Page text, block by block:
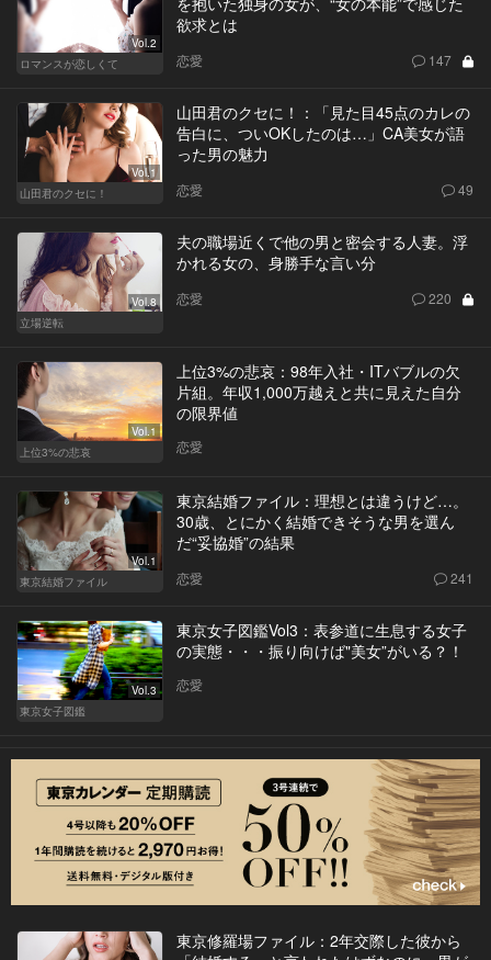
Vol.2
ロマンスが恋しくて
欲求とは
恋愛 147
Vol.1
山田君のクセに！
山田君のクセに！：「見た目45点のカレの
告白に、ついOKしたのは…」CA美女が語
った男の魅力
恋愛 49
Vol.8
立場逆転
夫の職場近くで他の男と密会する人妻。浮
かれる女の、身勝手な言い分
恋愛 220
Vol.1
上位3%の悲哀
上位3%の悲哀：98年入社・ITバブルの欠
片組。年収1,000万越えと共に見えた自分
の限界値
恋愛
Vol.1
東京結婚ファイル
東京結婚ファイル：理想とは違うけど…。
30歳、とにかく結婚できそうな男を選ん
だ“妥協婚”の結果
恋愛 241
Vol.3
東京女子図鑑
東京女子図鑑Vol3：表参道に生息する女子
の実態・・・振り向けば"美女”がいる？！
恋愛
東京修羅場ファイル：2年交際した彼から